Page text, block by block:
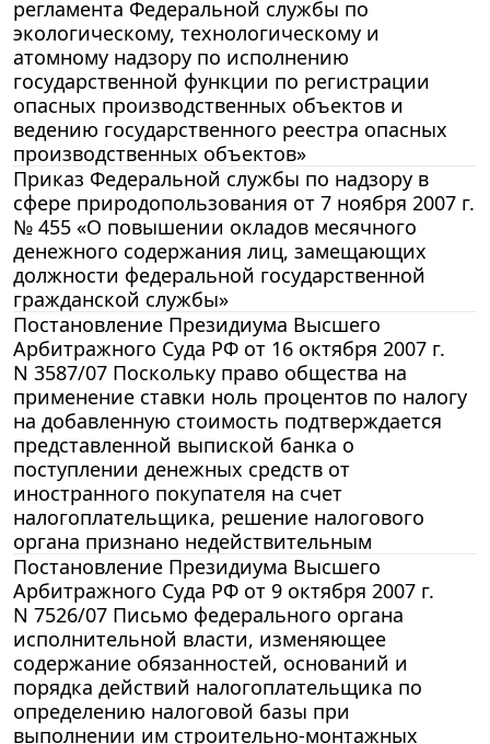
регламента Федеральной службы по
экологическому, технологическому и
атомному надзору по исполнению
государственной функции по регистрации
опасных производственных объектов и
ведению государственного реестра опасных
производственных объектов»
Приказ Федеральной службы по надзору в
сфере природопользования от 7 ноября 2007 г.
№ 455 «О повышении окладов месячного
денежного содержания лиц, замещающих
должности федеральной государственной
гражданской службы»
Постановление Президиума Высшего
Арбитражного Суда РФ от 16 октября 2007 г.
N 3587/07 Поскольку право общества на
применение ставки ноль процентов по налогу
на добавленную стоимость подтверждается
представленной выпиской банка о
поступлении денежных средств от
иностранного покупателя на счет
налогоплательщика, решение налогового
органа признано недействительным
Постановление Президиума Высшего
Арбитражного Суда РФ от 9 октября 2007 г.
N 7526/07 Письмо федерального органа
исполнительной власти, изменяющее
содержание обязанностей, оснований и
порядка действий налогоплательщика по
определению налоговой базы при
выполнении им строительно-монтажных